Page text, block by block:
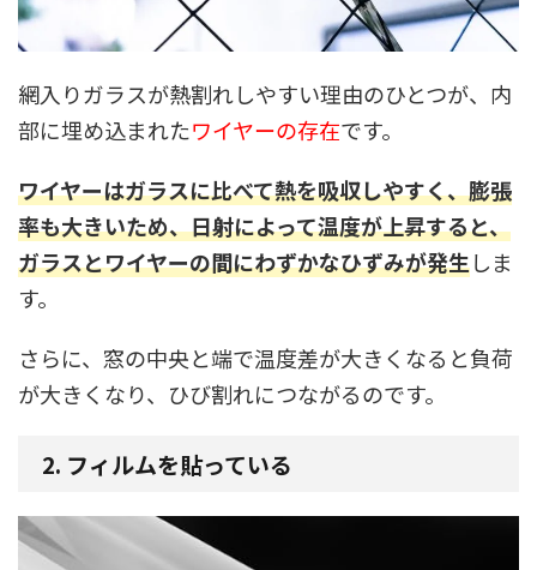
網入りガラスが熱割れしやすい理由のひとつが、内
部に埋め込まれたワイヤーの存在です。
ワイヤーはガラスに比べて熱を吸収しやすく、膨張
率も大きいため、日射によって温度が上昇すると、
ガラスとワイヤーの間にわずかなひずみが発生しま
す。
さらに、窓の中央と端で温度差が大きくなると負荷
が大きくなり、ひび割れにつながるのです。
2. フィルムを貼っている